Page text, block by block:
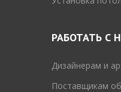
РАБОТАТЬ С
Дизайнерам и
Поставщикам